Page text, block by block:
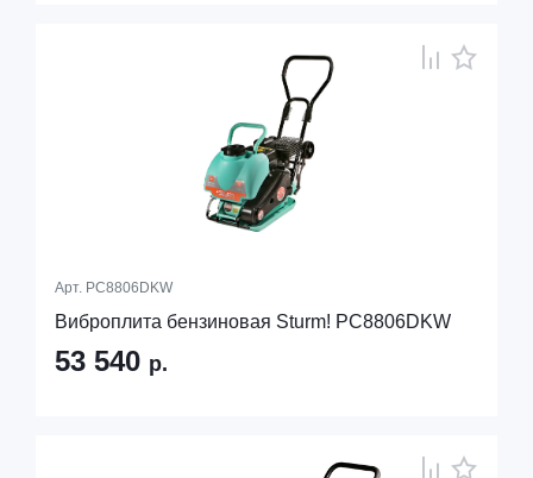
Арт. PC8806DKW
Виброплита бензиновая Sturm! PC8806DKW
53 540 р.